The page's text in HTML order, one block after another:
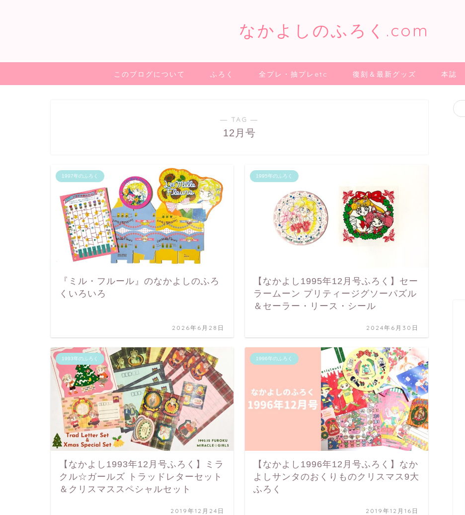
なかよしのふろく.com
このブログについて ふろく 全プレ・抽プレetc 復刻＆最新グッズ 本誌
― TAG ―
12月号
1997年のふろく
『ミル・フルール』のなかよしのふろ
くいろいろ
2026年6月28日
1995年のふろく
【なかよし1995年12月号ふろく】セー
ラームーン プリティージグソーパズル
＆セーラー・リース・シール
2024年6月30日
1993年のふろく
【なかよし1993年12月号ふろく】ミラ
クル☆ガールズ トラッドレターセット
＆クリスマススペシャルセット
2019年12月24日
1996年のふろく
【なかよし1996年12月号ふろく】なか
よしサンタのおくりものクリスマス9大
ふろく
2019年12月16日